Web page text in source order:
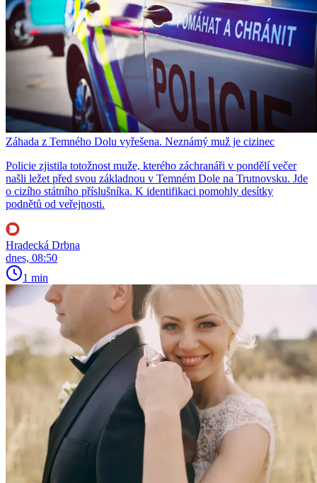
Záhada z Temného Dolu vyřešena. Neznámý muž je cizinec
Policie zjistila totožnost muže, kterého záchranáři v pondělí večer
našli ležet před svou základnou v Temném Dole na Trutnovsku. Jde
o cizího státního příslušníka. K identifikaci pomohly desítky
podnětů od veřejnosti.
Hradecká Drbna
dnes, 08:50
1 min